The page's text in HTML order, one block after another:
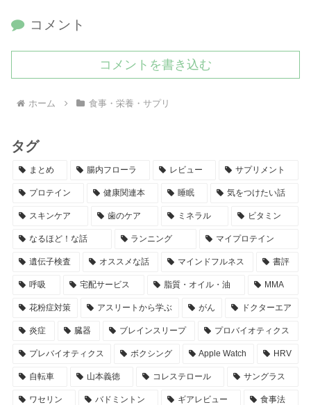
コメント
コメントを書き込む
ホーム 食事・栄養・サプリ
タグ
まとめ 腸内フローラ レビュー サプリメント
プロテイン 健康関連本 睡眠 気をつけたい話
スキンケア 歯のケア ミネラル ビタミン
なるほど！な話 ランニング マイプロテイン
遺伝子検査 オススメな話 マインドフルネス 書評
呼吸 宅配サービス 脂質・オイル・油 MMA
花粉症対策 アスリートから学ぶ がん ドクターエア
炎症 臓器 ブレインスリープ プロバイオティクス
プレバイオティクス ボクシング Apple Watch HRV
自転車 山本義徳 コレステロール サングラス
ワセリン バドミントン ギアレビュー 食事法